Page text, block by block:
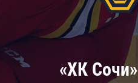
«ХК Сочи»